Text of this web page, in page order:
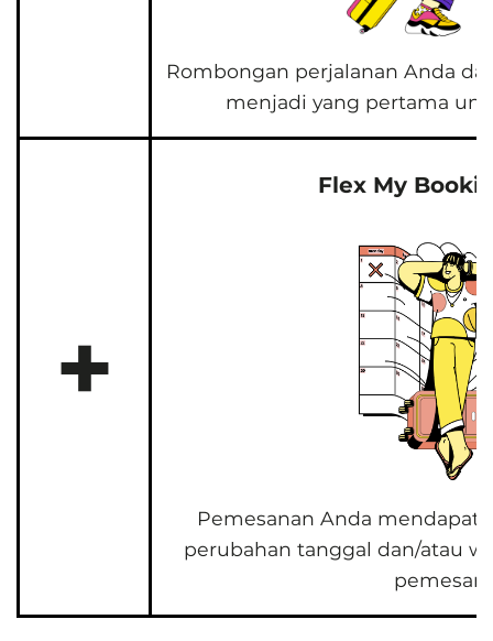
Rombongan perjalanan Anda
menjadi yang pertama
+
Flex My
Pemesanan Anda
perubahan tanggal dan/atau